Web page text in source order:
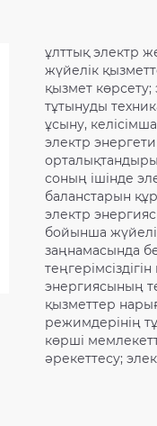
ұлттық электр
жүйелік
қызмет
тұтынуды
ұсыну,
электр
соның ішінде
баланстарын
электр
бойынша
заңнамасында
энергиясының
қызметтер
режимдерінің
көрші
әрекеттесу;